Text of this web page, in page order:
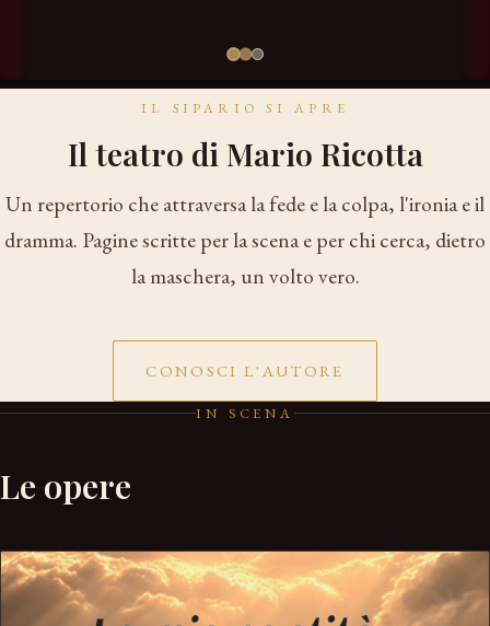
IL SIPARIO SI APRE
Il teatro di Mario Ricotta
Un repertorio che attraversa la fede e la colpa, l'ironia e il
dramma. Pagine scritte per la scena e per chi cerca, dietro
la maschera, un volto vero.
CONOSCI L'AUTORE
IN SCENA
Le opere